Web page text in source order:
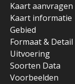
Kaart aanvragen
Kaart informatie
Gebied
Formaat & Detail
Uitvoering
Soorten Data
Voorbeelden